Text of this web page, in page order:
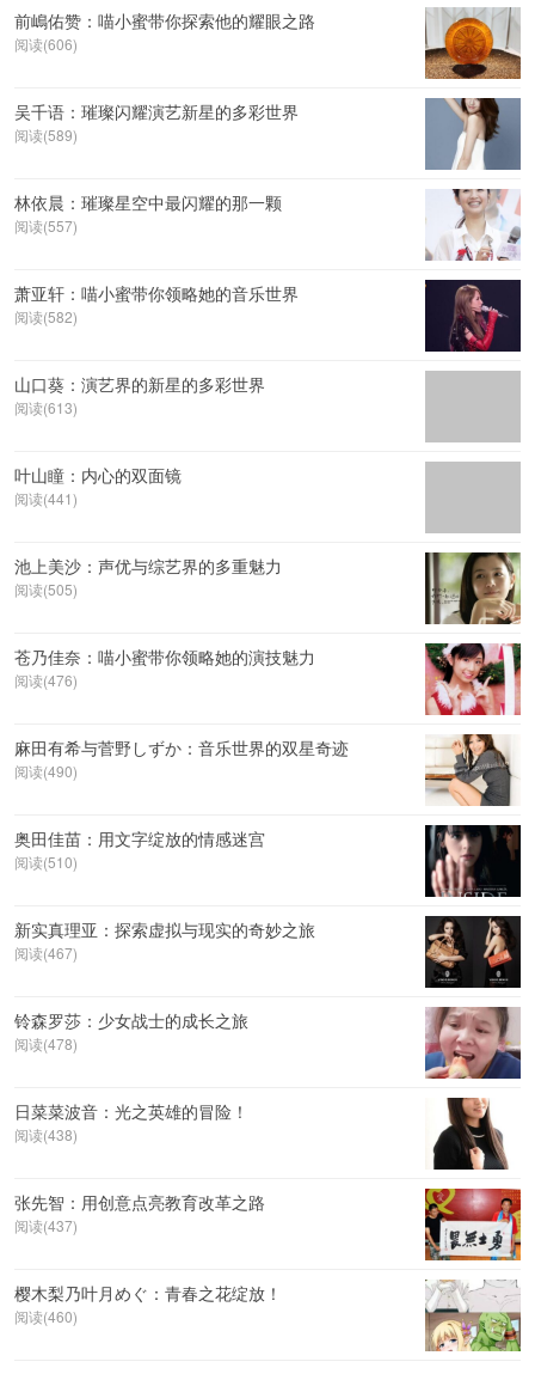
前嶋佑赞：喵小蜜带你探索他的耀眼之路
阅读(606)
吴千语：璀璨闪耀演艺新星的多彩世界
阅读(589)
林依晨：璀璨星空中最闪耀的那一颗
阅读(557)
萧亚轩：喵小蜜带你领略她的音乐世界
阅读(582)
山口葵：演艺界的新星的多彩世界
阅读(613)
叶山瞳：内心的双面镜
阅读(441)
池上美沙：声优与综艺界的多重魅力
阅读(505)
苍乃佳奈：喵小蜜带你领略她的演技魅力
阅读(476)
麻田有希与菅野しずか：音乐世界的双星奇迹
阅读(490)
奥田佳苗：用文字绽放的情感迷宫
阅读(510)
新实真理亚：探索虚拟与现实的奇妙之旅
阅读(467)
铃森罗莎：少女战士的成长之旅
阅读(478)
日菜菜波音：光之英雄的冒险！
阅读(438)
张先智：用创意点亮教育改革之路
阅读(437)
樱木梨乃叶月めぐ：青春之花绽放！
阅读(460)